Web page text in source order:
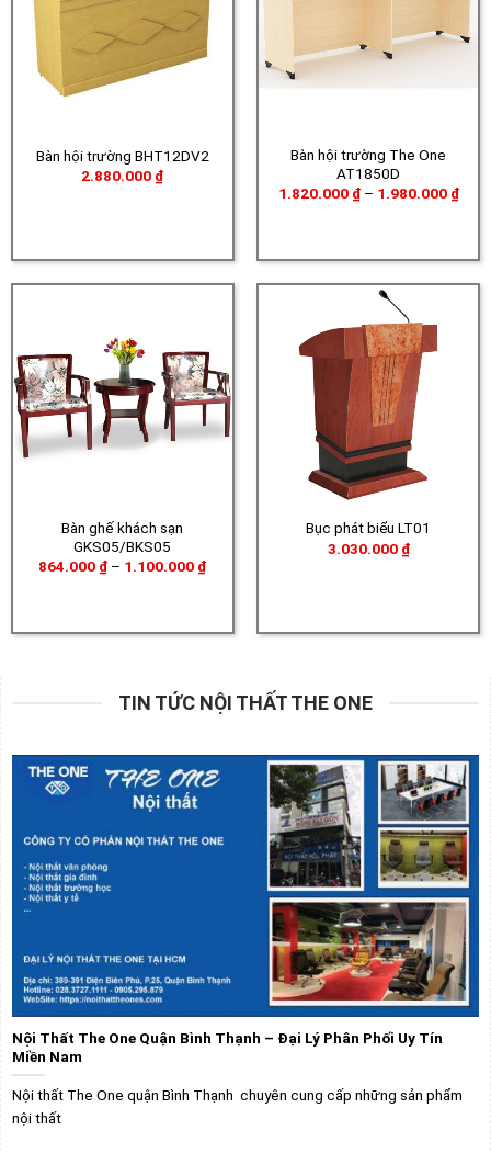
Bàn hội trường BHT12DV2
2.880.000 ₫
Bàn hội trường The One
AT1850D
1.820.000 ₫ – 1.980.000 ₫
giá:
Bàn ghế khách sạn
GKS05/BKS05
864.000 ₫ – 1.100.000 ₫Khoảng
1.100.000 ₫
Bục phát biểu LT01
3.030.000 ₫
TIN TỨC NỘI THẤT THE ONE
Nội Thất The One Quận Bình Thạnh – Đại Lý Phân Phối Uy Tín
Miền Nam
Nội thất The One quận Bình Thạnh chuyên cung cấp những sản phẩm
nội thất